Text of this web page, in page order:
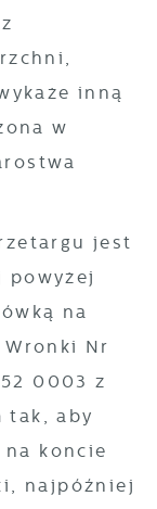
inną
w
jest
powyżej
na
Nr
0003 z
tak, aby
koncie
najpóźniej